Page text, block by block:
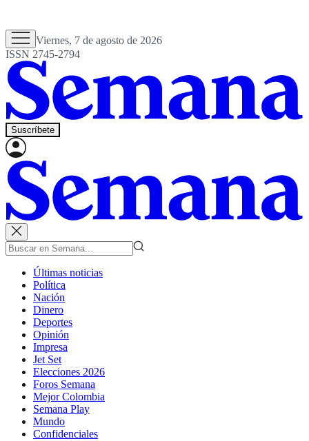
Viernes, 7 de agosto de 2026
ISSN 2745-2794
Suscríbete
Últimas noticias
Política
Nación
Dinero
Deportes
Opinión
Impresa
Jet Set
Elecciones 2026
Foros Semana
Mejor Colombia
Semana Play
Mundo
Confidenciales